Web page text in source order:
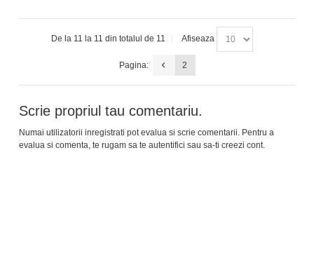
De la 11 la 11 din totalul de 11 Afiseaza
Pagina: 2
Scrie propriul tau comentariu.
Numai utilizatorii inregistrati pot evalua si scrie comentarii. Pentru a
evalua si comenta, te rugam sa te autentifici sau sa-ti creezi cont